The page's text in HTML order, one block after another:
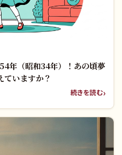
年（昭和34年）！あの頃夢
ていますか？
続きを読む